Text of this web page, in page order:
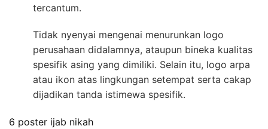
tercantum.
Tidak nyenyai mengenai menurunkan logo
perusahaan didalamnya, ataupun bineka kualitas
spesifik asing yang dimiliki. Selain itu, logo arpa
atau ikon atas lingkungan setempat serta cakap
dijadikan tanda istimewa spesifik.
6 poster ijab nikah